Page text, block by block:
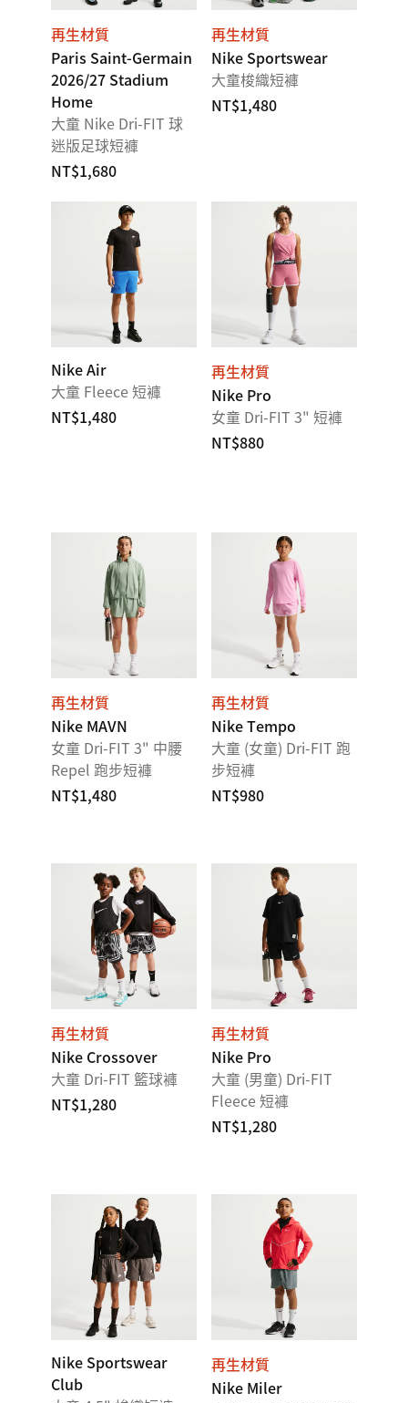
再生材質
Paris Saint-Germain
2026/27 Stadium
Home
大童 Nike Dri-FIT 球
迷版足球短褲
NT$1,680
再生材質
Nike Sportswear
大童梭織短褲
NT$1,480
Nike Air
大童 Fleece 短褲
NT$1,480
再生材質
Nike Pro
女童 Dri-FIT 3" 短褲
NT$880
再生材質
Nike MAVN
女童 Dri-FIT 3" 中腰
Repel 跑步短褲
NT$1,480
再生材質
Nike Tempo
大童 (女童) Dri-FIT 跑
步短褲
NT$980
再生材質
Nike Crossover
大童 Dri-FIT 籃球褲
NT$1,280
再生材質
Nike Pro
大童 (男童) Dri-FIT
Fleece 短褲
NT$1,280
Nike Sportswear
Club
再生材質
Nike Miler